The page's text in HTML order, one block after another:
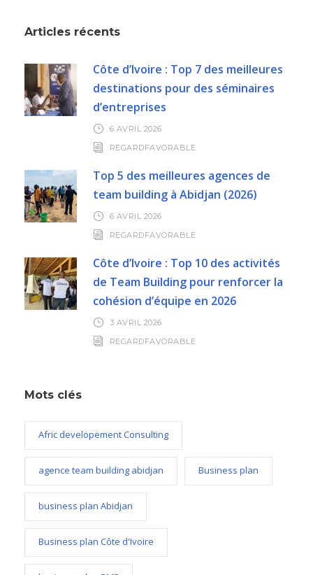
Articles récents
Côte d’Ivoire : Top 7 des meilleures
destinations pour des séminaires
d’entreprises
6 AVRIL 2026
REGARDFAVORABLE
Top 5 des meilleures agences de
team building à Abidjan (2026)
6 AVRIL 2026
REGARDFAVORABLE
Côte d’Ivoire : Top 10 des activités
de Team Building pour renforcer la
cohésion d’équipe en 2026
3 AVRIL 2026
REGARDFAVORABLE
Mots clés
Afric developement Consulting
agence team building abidjan Business plan
business plan Abidjan
Business plan Côte d'Ivoire